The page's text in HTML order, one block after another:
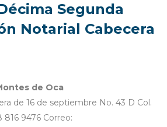
Segunda
Notarial Cabecera
de Oca
de 16 de septiembre No. 43 D Col.
816 9476 Correo: